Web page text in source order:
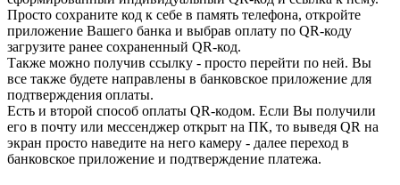
Просто сохраните код к себе в память телефона, откройте
приложение Вашего банка и выбрав оплату по QR-коду
загрузите ранее сохраненный QR-код.
Также можно получив ссылку - просто перейти по ней. Вы
все также будете направлены в банковское приложение для
подтверждения оплаты.
Есть и второй способ оплаты QR-кодом. Если Вы получили
его в почту или мессенджер открыт на ПК, то выведя QR на
экран просто наведите на него камеру - далее переход в
банковское приложение и подтверждение платежа.